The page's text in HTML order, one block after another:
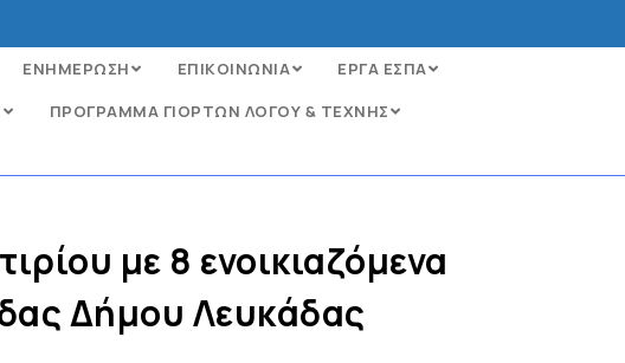
ΕΝΗΜΕΡΩΣΗ ΕΠΙΚΟΙΝΩΝΙΑ
ΕΡΓΑ ΕΣΠΑ
ΠΡΟΓΡΑΜΜΑ ΓΙΟΡΤΩΝ ΛΟΓΟΥ & ΤΕΧΝΗΣ
με 8 ενοικιαζόμενα
Δήμου Λευκάδας